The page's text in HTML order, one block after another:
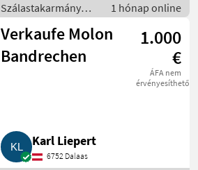
Szálastakarmány
betakarítók / Hegyi
gépesítés
1 hónap online
Verkaufe Molon
Bandrechen
1.000
€
ÁFA nem
érvényesíthető
Karl Liepert
6752 Dalaas